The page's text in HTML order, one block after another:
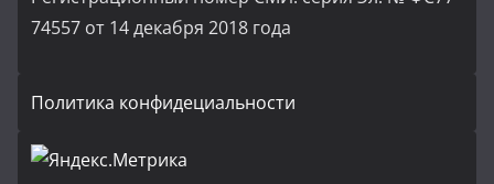
74557 от 14 декабря 2018 года
Политика конфидециальности